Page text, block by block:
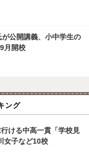
が公開講義、小中学生の
月開校
ング
行ける中高一貫「学校見
女子など10校